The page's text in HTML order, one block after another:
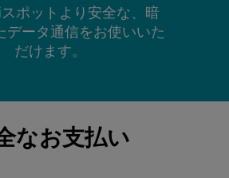
ポットより安全な、暗
データ通信をお使いいた
だけます。
なお支払い